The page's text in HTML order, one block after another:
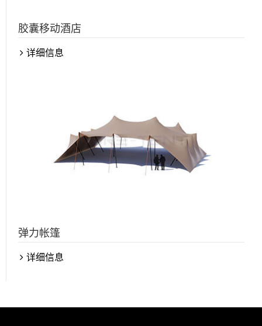
胶囊移动酒店
详细信息
弹力帐篷
详细信息